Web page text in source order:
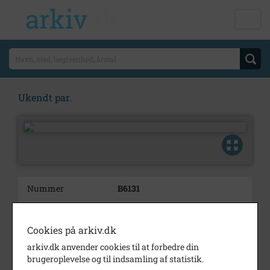
Ukendt par.
Nummer
B6131
Beskrivelse
Bemærkning
Har muligvis tilknytning til
Aksel Nielsens
Cookies på arkiv.dk
arkiv.dk anvender cookies til at forbedre din
brugeroplevelse og til indsamling af statistik.